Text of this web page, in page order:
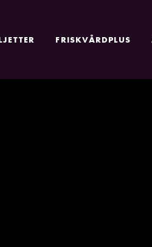
FRISKVÅRDPLUS